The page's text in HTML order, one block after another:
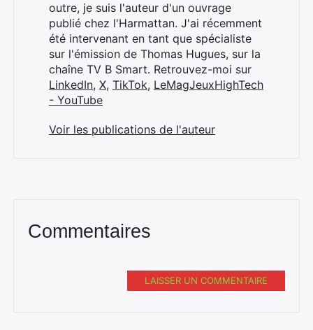
outre, je suis l'auteur d'un ouvrage
publié chez l'Harmattan. J'ai récemment
été intervenant en tant que spécialiste
sur l'émission de Thomas Hugues, sur la
chaîne TV B Smart. Retrouvez-moi sur
LinkedIn, X, TikTok, LeMagJeuxHighTech
- YouTube
Voir les publications de l'auteur
Commentaires
LAISSER UN COMMENTAIRE